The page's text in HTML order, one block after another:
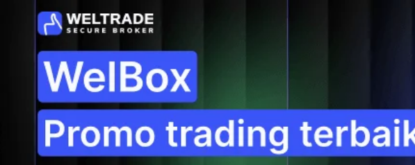
LATEST TRENDING
Dua Pendaki Gunung Piramid
Bondowoso Ditemukan Tewas
di Jurang 60 Meter, Evakuasi
Terkendala Medan Ekstrem
4 AGUSTUS 2026